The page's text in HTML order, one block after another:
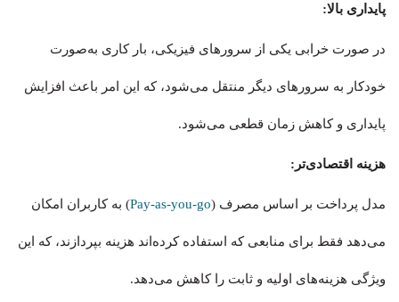
پایداری بالا:
در صورت خرابی یکی از سرورهای فیزیکی، بار کاری به‌صورت
خودکار به سرورهای دیگر منتقل می‌شود، که این امر باعث افزایش
پایداری و کاهش زمان قطعی می‌شود.
هزینه اقتصادی‌تر:
مدل پرداخت بر اساس مصرف (Pay-as-you-go) به کاربران امکان
می‌دهد فقط برای منابعی که استفاده کرده‌اند هزینه بپردازند، که این
ویژگی هزینه‌های اولیه و ثابت را کاهش می‌دهد.